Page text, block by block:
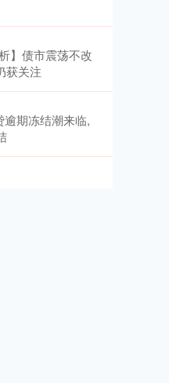
】债市震荡不改
获关注
期冻结潮来临,